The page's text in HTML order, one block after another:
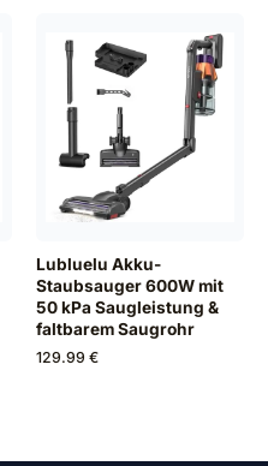
Lubluelu Akku-
Staubsauger 600W mit
50 kPa Saugleistung &
faltbarem Saugrohr
129.99 €